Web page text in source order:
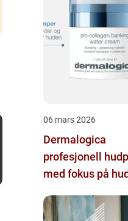
06 mars 2026
Dermalogica
profesjonell
med fokus på